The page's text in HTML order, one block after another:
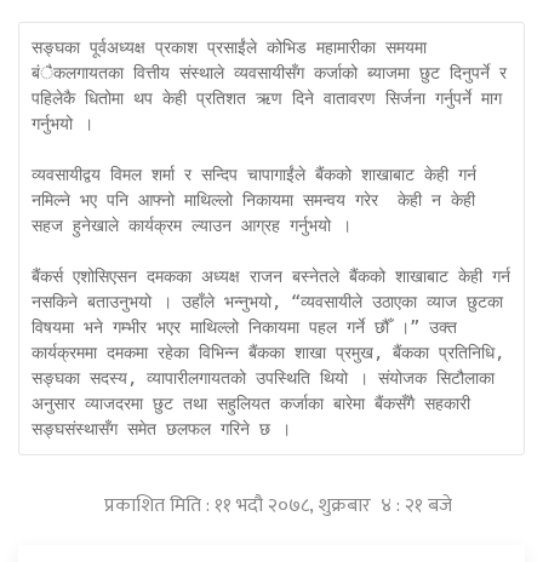
सङ्घका पूर्वअध्यक्ष प्रकाश प्रसाईंले कोभिड महामारीका समयमा
बंैकलगायतका वित्तीय संस्थाले व्यवसायीसँग कर्जाको ब्याजमा छुट दिनुपर्ने र
पहिलेकै धितोमा थप केही प्रतिशत ऋण दिने वातावरण सिर्जना गर्नुपर्ने माग
गर्नुभयो ।
व्यवसायीद्वय विमल शर्मा र सन्दिप चापागाईंले बैंकको शाखाबाट केही गर्न
नमिल्ने भए पनि आफ्नो माथिल्लो निकायमा समन्वय गरेर  केही न केही
सहज हुनेखाले कार्यक्रम ल्याउन आग्रह गर्नुभयो ।
बैंकर्स एशोसिएसन दमकका अध्यक्ष राजन बस्नेतले बैंकको शाखाबाट केही गर्न
नसकिने बताउनुभयो । उहाँले भन्नुभयो, “व्यवसायीले उठाएका व्याज छुटका
विषयमा भने गम्भीर भएर माथिल्लो निकायमा पहल गर्ने छौँ ।” उक्त
कार्यक्रममा दमकमा रहेका विभिन्न बैंकका शाखा प्रमुख, बैंकका प्रतिनिधि,
सङ्घका सदस्य, व्यापारीलगायतको उपस्थिति थियो । संयोजक सिटौलाका
अनुसार व्याजदरमा छुट तथा सहुलियत कर्जाका बारेमा बैंकसँगै सहकारी
सङ्घसंस्थासँग समेत छलफल गरिने छ ।
प्रकाशित मिति : ११ भदौ २०७८, शुक्रबार ४ : २१ बजे